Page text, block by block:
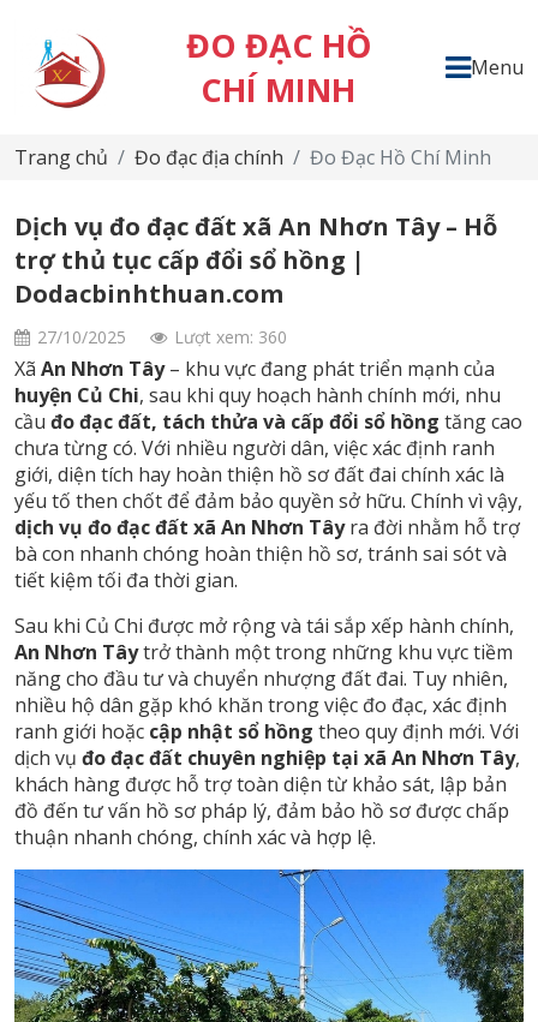
ĐO ĐẠC HỒ
CHÍ MINH
Menu
Trang chủ Đo đạc địa chính Đo Đạc Hồ Chí Minh
Dịch vụ đo đạc đất xã An Nhơn Tây – Hỗ
trợ thủ tục cấp đổi sổ hồng |
Dodacbinhthuan.com
27/10/2025 Lượt xem: 360
Xã An Nhơn Tây– khu vực đang phát triển mạnh của
huyện Củ Chi, sau khi quy hoạch hành chính mới, nhu
cầu đo đạc đất, tách thửa và cấp đổi sổ hồng tăng cao
chưa từng có. Với nhiều người dân, việc xác định ranh
giới, diện tích hay hoàn thiện hồ sơ đất đai chính xác là
yếu tố then chốt để đảm bảo quyền sở hữu. Chính vì vậy,
dịch vụ đo đạc đất xã An Nhơn Tâyra đời nhằm hỗ trợ
bà con nhanh chóng hoàn thiện hồ sơ, tránh sai sót và
tiết kiệm tối đa thời gian.
Sau khi Củ Chi được mở rộng và tái sắp xếp hành chính,
An Nhơn Tâytrở thành một trong những khu vực tiềm
năng cho đầu tư và chuyển nhượng đất đai. Tuy nhiên,
nhiều hộ dân gặp khó khăn trong việc đo đạc, xác định
ranh giới hoặc cập nhật sổ hồng theo quy định mới. Với
dịch vụ đo đạc đất chuyên nghiệp tại xã An Nhơn Tây,
khách hàng được hỗ trợ toàn diện từ khảo sát, lập bản
đồ đến tư vấn hồ sơ pháp lý, đảm bảo hồ sơ được chấp
thuận nhanh chóng, chính xác và hợp lệ.